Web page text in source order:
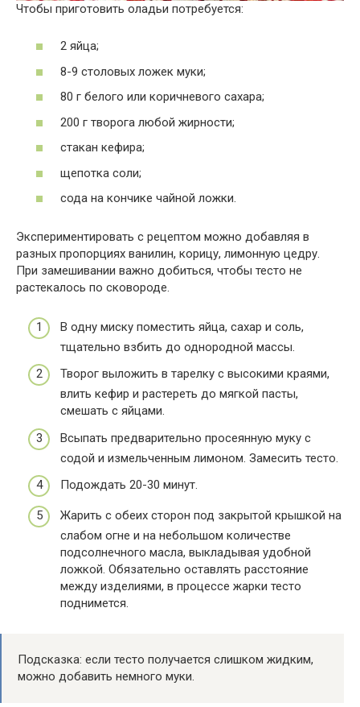
Чтобы приготовить оладьи потребуется:
2 яйца;
8-9 столовых ложек муки;
80 г белого или коричневого сахара;
200 г творога любой жирности;
стакан кефира;
щепотка соли;
сода на кончике чайной ложки.
Экспериментировать с рецептом можно добавляя в
разных пропорциях ванилин, корицу, лимонную цедру.
При замешивании важно добиться, чтобы тесто не
растекалось по сковороде.
В одну миску поместить яйца, сахар и соль,
тщательно взбить до однородной массы.
Творог выложить в тарелку с высокими краями,
влить кефир и растереть до мягкой пасты,
смешать с яйцами.
Всыпать предварительно просеянную муку с
содой и измельченным лимоном. Замесить тесто.
Подождать 20-30 минут.
Жарить с обеих сторон под закрытой крышкой на
слабом огне и на небольшом количестве
подсолнечного масла, выкладывая удобной
ложкой. Обязательно оставлять расстояние
между изделиями, в процессе жарки тесто
поднимется.
Подсказка: если тесто получается слишком жидким,
можно добавить немного муки.